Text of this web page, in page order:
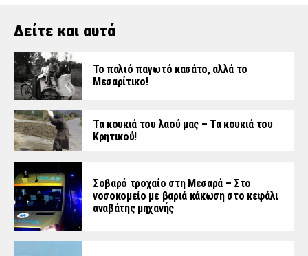
Δείτε και αυτά
Το παλιό παγωτό κασάτο, αλλά το
Μεσαρίτικο!
Τα κουκιά του λαού μας – Τα κουκιά του
Κρητικού!
Σοβαρό τροχαίο στη Μεσαρά – Στο
νοσοκομείο με βαριά κάκωση στο κεφάλι
αναβάτης μηχανής